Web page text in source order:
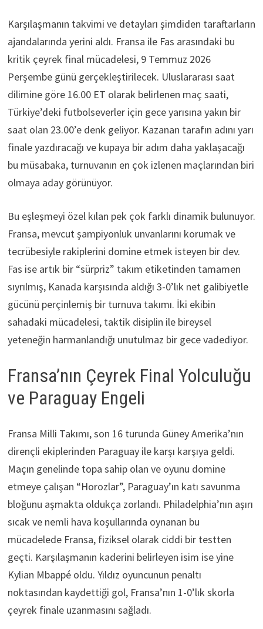
Karşılaşmanın takvimi ve detayları şimdiden taraftarların
ajandalarında yerini aldı. Fransa ile Fas arasındaki bu
kritik çeyrek final mücadelesi, 9 Temmuz 2026
Perşembe günü gerçekleştirilecek. Uluslararası saat
dilimine göre 16.00 ET olarak belirlenen maç saati,
Türkiye’deki futbolseverler için gece yarısına yakın bir
saat olan 23.00’e denk geliyor. Kazanan tarafın adını yarı
finale yazdıracağı ve kupaya bir adım daha yaklaşacağı
bu müsabaka, turnuvanın en çok izlenen maçlarından biri
olmaya aday görünüyor.
Bu eşleşmeyi özel kılan pek çok farklı dinamik bulunuyor.
Fransa, mevcut şampiyonluk unvanlarını korumak ve
tecrübesiyle rakiplerini domine etmek isteyen bir dev.
Fas ise artık bir “sürpriz” takım etiketinden tamamen
sıyrılmış, Kanada karşısında aldığı 3-0’lık net galibiyetle
gücünü perçinlemiş bir turnuva takımı. İki ekibin
sahadaki mücadelesi, taktik disiplin ile bireysel
yeteneğin harmanlandığı unutulmaz bir gece vadediyor.
Fransa’nın Çeyrek Final Yolculuğu
ve Paraguay Engeli
Fransa Milli Takımı, son 16 turunda Güney Amerika’nın
dirençli ekiplerinden Paraguay ile karşı karşıya geldi.
Maçın genelinde topa sahip olan ve oyunu domine
etmeye çalışan “Horozlar”, Paraguay’ın katı savunma
bloğunu aşmakta oldukça zorlandı. Philadelphia’nın aşırı
sıcak ve nemli hava koşullarında oynanan bu
mücadelede Fransa, fiziksel olarak ciddi bir testten
geçti. Karşılaşmanın kaderini belirleyen isim ise yine
Kylian Mbappé oldu. Yıldız oyuncunun penaltı
noktasından kaydettiği gol, Fransa’nın 1-0’lık skorla
çeyrek finale uzanmasını sağladı.